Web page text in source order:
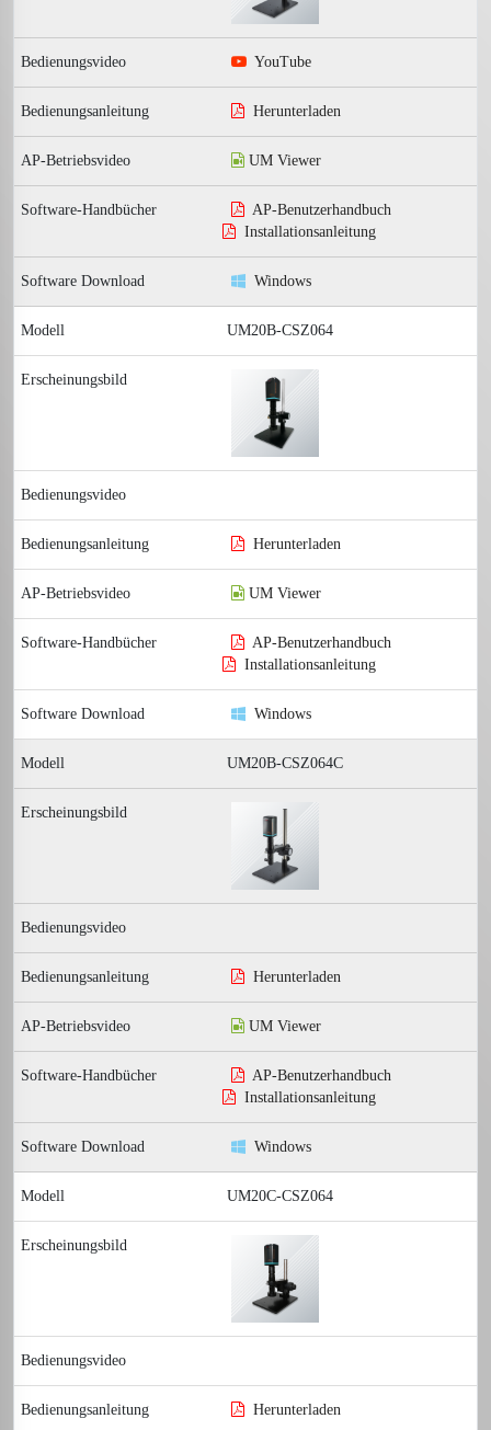
YouTube
Herunterladen
UM Viewer
AP-Benutzerhandbuch
Installationsanleitung
Windows
UM20B-CSZ064
Herunterladen
UM Viewer
AP-Benutzerhandbuch
Installationsanleitung
Windows
UM20B-CSZ064C
Herunterladen
UM Viewer
AP-Benutzerhandbuch
Installationsanleitung
Windows
UM20C-CSZ064
Herunterladen